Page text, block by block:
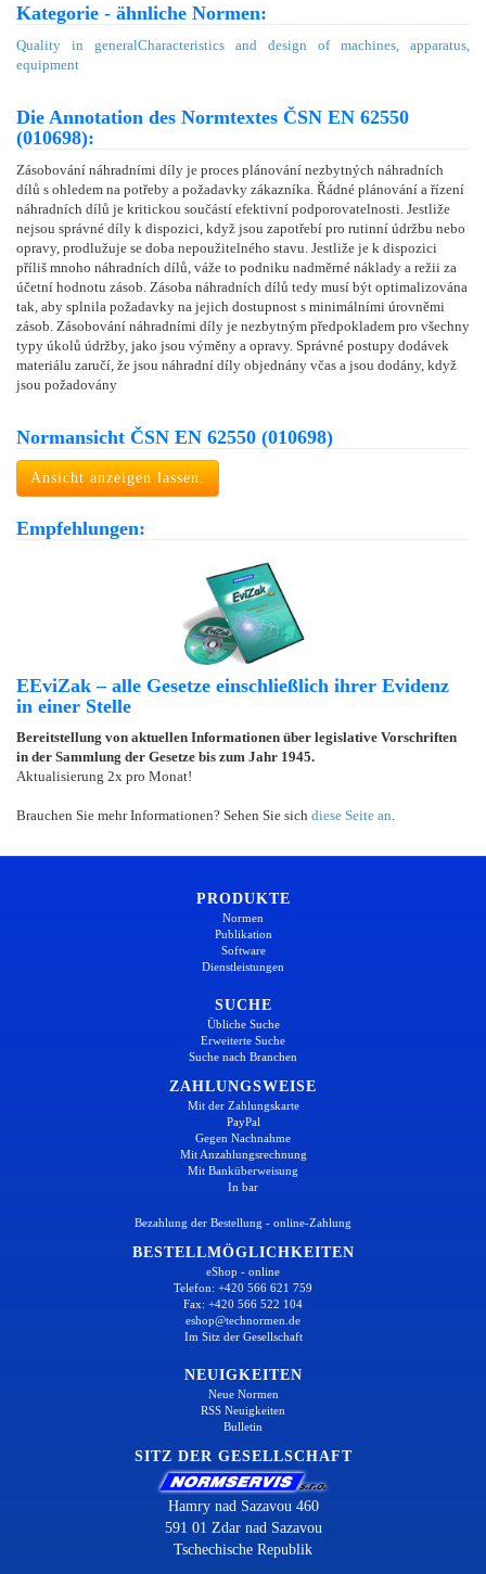
Kategorie - ähnliche Normen:
Quality in generalCharacteristics and design of machines, apparatus,
equipment
Die Annotation des Normtextes ČSN EN 62550
(010698):
Zásobování náhradními díly je proces plánování nezbytných náhradních
dílů s ohledem na potřeby a požadavky zákazníka. Řádné plánování a řízení
náhradních dílů je kritickou součástí efektivní podporovatelnosti. Jestliže
nejsou správné díly k dispozici, když jsou zapotřebí pro rutinní údržbu nebo
opravy, prodlužuje se doba nepoužitelného stavu. Jestliže je k dispozici
příliš mnoho náhradních dílů, váže to podniku nadměrné náklady a režii za
účetní hodnotu zásob. Zásoba náhradních dílů tedy musí být optimalizována
tak, aby splnila požadavky na jejich dostupnost s minimálními úrovněmi
zásob. Zásobování náhradními díly je nezbytným předpokladem pro všechny
typy úkolů údržby, jako jsou výměny a opravy. Správné postupy dodávek
materiálu zaručí, že jsou náhradní díly objednány včas a jsou dodány, když
jsou požadovány
Normansicht ČSN EN 62550 (010698)
Ansicht anzeigen lassen.
Empfehlungen:
EEviZak – alle Gesetze einschließlich ihrer Evidenz
in einer Stelle
Bereitstellung von aktuellen Informationen über legislative Vorschriften
in der Sammlung der Gesetze bis zum Jahr 1945.
Aktualisierung 2x pro Monat!
Brauchen Sie mehr Informationen? Sehen Sie sich diese Seite an
PRODUKTE
Normen
Publikation
Software
Dienstleistungen
SUCHE
Übliche Suche
Erweiterte Suche
Suche nach Branchen
ZAHLUNGSWEISE
Mit der Zahlungskarte
PayPal
Gegen Nachnahme
Mit Anzahlungsrechnung
Mit Banküberweisung
In bar
Bezahlung der Bestellung - online-Zahlung
BESTELLMÖGLICHKEITEN
eShop - online
Telefon: +420 566 621 759
Fax: +420 566 522 104
eshop@technormen.de
Im Sitz der Gesellschaft
NEUIGKEITEN
Neue Normen
RSS Neuigkeiten
Bulletin
SITZ DER GESELLSCHAFT
Hamry nad Sazavou 460
591 01 Zdar nad Sazavou
Tschechische Republik